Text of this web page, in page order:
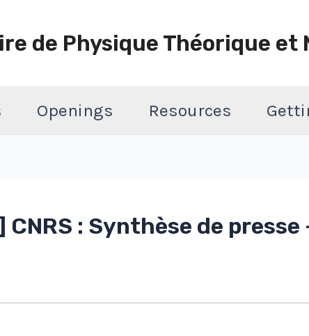
de Physique Théorique
Openings Resources
CNRS : Synthèse de